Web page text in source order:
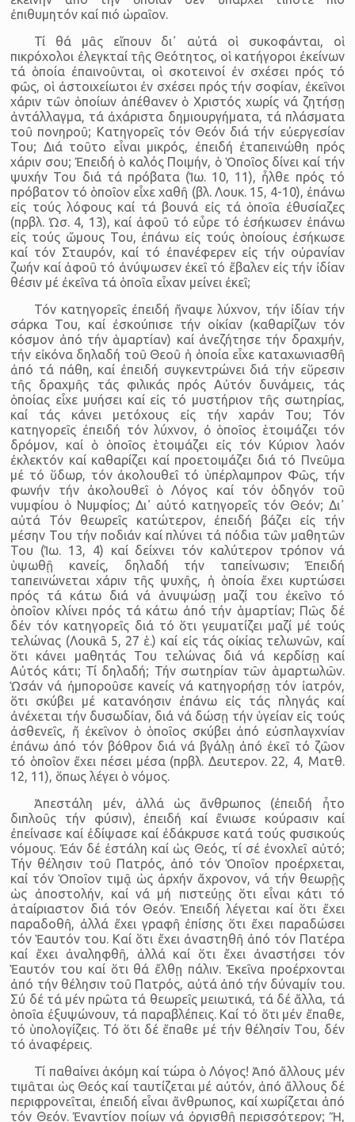
ἐπιθυμητόν καί πιό ὡραῖον.
Τί θά μᾶς εἴπουν δι᾽ αὐτά οἱ συκοφάνται, οἱ
πικρόχολοι ἐλεγκταί τῆς Θεότητος, οἱ κατήγοροι ἐκείνων
τά ὁποία ἐπαινοῦνται, οἱ σκοτεινοί ἐν σχέσει πρός τό
φῶς, οἱ ἀστοιχείωτοι ἐν σχέσει πρός τήν σοφίαν, ἐκεῖνοι
χάριν τῶν ὁποίων ἀπέθανεν ὁ Χριστός χωρίς νά ζητήσῃ
ἀντάλλαγμα, τά ἀχάριστα δημιουργήματα, τά πλάσματα
τοῦ πονηροῦ; Κατηγορεῖς τόν Θεόν διά τήν εὐεργεσίαν
Του; Διά τοῦτο εἶναι μικρός, ἐπειδή ἐταπεινώθη πρός
χάριν σου; Ἐπειδή ὁ καλός Ποιμήν, ὁ Ὁποῖος δίνει καί τήν
ψυχήν Του διά τά πρόβατα (Ἰω. 10, 11), ἦλθε πρός τό
πρόβατον τό ὁποῖον εἶχε χαθῆ (βλ. Λουκ. 15, 4-10), ἐπάνω
εἰς τούς λόφους καί τά βουνά εἰς τά ὁποῖα ἐθυσίαζες
(πρβλ. Ὠσ. 4, 13), καί ἀφοῦ τό εὗρε τό ἐσήκωσεν ἐπάνω
εἰς τούς ὤμους Του, ἐπάνω εἰς τούς ὁποίους ἐσήκωσε
καί τόν Σταυρόν, καί τό ἐπανέφερεν εἰς τήν οὐρανίαν
ζωήν καί ἀφοῦ τό ἀνύψωσεν ἐκεῖ τό ἔβαλεν εἰς τήν ἰδίαν
θέσιν μέ ἐκεῖνα τά ὁποῖα εἶχαν μείνει ἐκεῖ;
Τόν κατηγορεῖς ἐπειδή ἤναψε λύχνον, τήν ἰδίαν τήν
σάρκα Του, καί ἐσκούπισε τήν οἰκίαν (καθαρίζων τόν
κόσμον ἀπό τήν ἁμαρτίαν) καί ἀνεζήτησε τήν δραχμήν,
τήν εἰκόνα δηλαδή τοῦ Θεοῦ ἡ ὁποία εἶχε καταχωνιασθῆ
ἀπό τά πάθη, καί ἐπειδή συγκεντρώνει διά τήν εὕρεσιν
τῆς δραχμῆς τάς φιλικάς πρός Αὐτόν δυνάμεις, τάς
ὁποίας εἶχε μυήσει καί εἰς τό μυστήριον τῆς σωτηρίας,
καί τάς κάνει μετόχους εἰς τήν χαράν Του; Τόν
κατηγορεῖς ἐπειδή τόν λύχνον, ὀ ὁποῖος ἑτοιμάζει τόν
δρόμον, καί ὁ ὁποῖος ἑτοιμάζει εἰς τόν Κύριον λαόν
ἐκλεκτόν καί καθαρίζει καί προετοιμάζει διά τό Πνεῦμα
μέ τό ὕδωρ, τόν ἀκολουθεῖ τό ὑπέρλαμπρον Φῶς, τήν
φωνήν τήν ἀκολουθεῖ ὁ Λόγος καί τόν ὁδηγόν τοῦ
νυμφίου ὁ Νυμφίος; Δι᾽ αὐτό κατηγορεῖς τόν Θεόν; Δι᾽
αὐτά Τόν θεωρεῖς κατώτερον, ἐπειδή βάζει εἰς τήν
μέσην Του τήν ποδιάν καί πλύνει τά πόδια τῶν μαθητῶν
Του (Ἰω. 13, 4) καί δείχνει τόν καλύτερον τρόπον νά
ὑψωθῇ κανείς, δηλαδή τήν ταπείνωσιν; Ἐπειδή
ταπεινώνεται χάριν τῆς ψυχῆς, ἡ ὁποία ἔχει κυρτώσει
πρός τά κάτω διά νά ἀνυψώσῃ μαζί του ἐκεῖνο τό
ὁποῖον κλίνει πρός τά κάτω ἀπό τήν ἁμαρτίαν; Πῶς δέ
δέν τόν κατηγορεῖς διά τό ὅτι γευματίζει μαζί μέ τούς
τελώνας (Λουκᾶ 5, 27 ἑ.) καί εἰς τάς οἰκίας τελωνῶν, καί
ὅτι κάνει μαθητάς Του τελώνας διά νά κερδίσῃ καί
Αὐτός κάτι; Τί δηλαδή; Τήν σωτηρίαν τῶν ἁμαρτωλῶν.
Ὡσάν νά ἠμποροῦσε κανείς νά κατηγορήσῃ τόν ἰατρόν,
ὅτι σκύβει μέ κατανόησιν ἐπάνω εἰς τάς πληγάς καί
ἀνέχεται τήν δυσωδίαν, διά νά δώσῃ τήν ὑγείαν εἰς τούς
ἀσθενεῖς, ἤ ἐκεῖνον ὁ ὁποῖος σκύβει ἀπό εὐσπλαγχνίαν
ἐπάνω ἀπό τόν βόθρον διά νά βγάλῃ ἀπό ἐκεῖ τό ζῶον
τό ὁποῖον ἔχει πέσει μέσα (πρβλ. Δευτερον. 22, 4, Ματθ.
12, 11), ὅπως λέγει ὁ νόμος.
Ἀπεστάλη μέν, ἀλλά ὡς ἄνθρωπος (ἐπειδή ἦτο
διπλοῦς τήν φύσιν), ἐπειδή καί ἔνιωσε κούρασιν καί
ἐπείνασε καί ἐδίψασε καί ἐδάκρυσε κατά τούς φυσικούς
νόμους. Ἐάν δέ ἐστάλη καί ὡς Θεός, τί σέ ἐνοχλεῖ αὐτό;
Τήν θέλησιν τοῦ Πατρός, ἀπό τόν Ὁποῖον προέρχεται,
καί τόν Ὁποῖον τιμᾷ ὡς ἀρχήν ἄχρονον, νά τήν θεωρῇς
ὡς ἀποστολήν, καί νά μή πιστεύῃς ὅτι εἶναι κάτι τό
ἀταίριαστον διά τόν Θεόν. Ἐπειδή λέγεται καί ὅτι ἔχει
παραδοθῆ, ἀλλά ἔχει γραφῆ ἐπίσης ὅτι ἔχει παραδώσει
τόν Ἑαυτόν του. Καί ὅτι ἔχει ἀναστηθῆ ἀπό τόν Πατέρα
καί ἔχει ἀναληφθῆ, ἀλλά καί ὅτι ἔχει ἀναστήσει τόν
Ἑαυτόν του καί ὅτι θά ἔλθῃ πάλιν. Ἐκεῖνα προέρχονται
ἀπό τήν θέλησιν τοῦ Πατρός, αὐτά ἀπό τήν δύναμίν του.
Σύ δέ τά μέν πρῶτα τά θεωρεῖς μειωτικά, τά δέ ἄλλα, τά
ὁποῖα ἐξυψώνουν, τά παραβλέπεις. Καί τό ὅτι μέν ἔπαθε,
τό ὑπολογίζεις. Τό ὅτι δέ ἔπαθε μέ τήν θέλησίν Του, δέν
τό ἀναφέρεις.
Τί παθαίνει ἀκόμη καί τώρα ὁ Λόγος! Ἀπό ἄλλους μέν
τιμᾶται ὡς Θεός καί ταυτίζεται μέ αὐτόν, ἀπό ἄλλους δέ
περιφρονεῖται, ἐπειδή εἶναι ἄνθρωπος, καί χωρίζεται ἀπό
τόν Θεόν. Ἐναντίον ποίων νά ὀργισθῇ περισσότερον; Ἤ,